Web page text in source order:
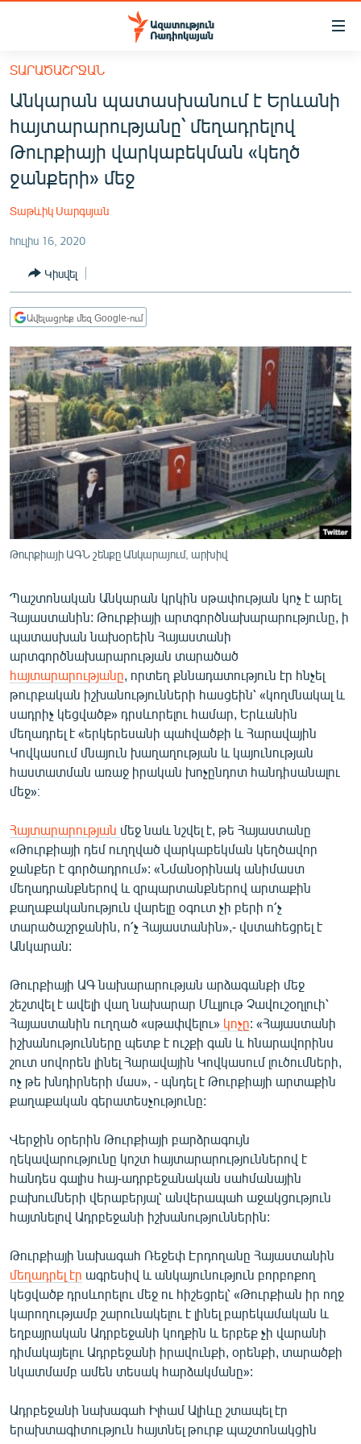
Մատչելիության
հիմնական
բովանդակությանը
Անցնել
հիմնական
մենյուին
Որոնում
ՀԱՅԱՍՏԱՆ
ՔԱՂԱՔԱԿԱՆ
ԸՆՏՐՈՒԹՅՈՒՆՆԵՐ 2026
ՊԱՏԵՐԱԶՄԻ 6 ՇԱԲԱԹՆԵՐԸ
ՏԱՐԱԾԱՇՐՋԱՆ
ՄԻՋԱԶԳԱՅԻՆ
ՄՇԱԿՈՒՅԹ
ՍՊՈՐՏ
ՄԵԿՆԱԲԱՆՈՒԹՅՈՒՆ
ՏՏ ԵՒ ԻՆՏԵՐՆԵՏ
ԿՈՐՈՆԱՎԻՐՈՒՍ
ԱՐԽԻՎ
ԲԱՆԱՎԵՃ
ՁԳՏԵԼՈՎ ԼԱՎԱԳՈՒՅՆԻՆ
ՓՈԴՔԱՍԹ
Հայերեն
English
Русский
«Ազատության» բոլոր կայքերը
ՏԱՐԱԾԱՇՐՋԱՆ
Անկարան պատասխանում է Երևանի
հայտարարությանը՝ մեղադրելով
Թուրքիայի վարկաբեկման «կեղծ
ջանքերի» մեջ
Տաթևիկ Սարգսյան
հուլիս 16, 2020
Կիսվել
Ավելացրեք մեզ Google-ում
Թուրքիայի ԱԳՆ շենքը Անկարայում, արխիվ
Պաշտոնական Անկարան կրկին սթափության կոչ է արել
Հայաստանին: Թուրքիայի արտգործնախարարությունը, ի
պատասխան նախօրեին Հայաստանի
արտգործնախարարության տարածած
հայտարարությանը , որտեղ քննադատություն էր հնչել
թուրքական իշխանությունների հասցեին՝ «կողմնակալ և
սադրիչ կեցվածք» դրսևորելու համար, Երևանին
մեղադրել է «երկերեսանի պահվածքի և Հարավային
Կովկասում մնայուն խաղաղության և կայունության
հաստատման առաջ իրական խոչընդոտ հանդիսանալու
մեջ»։
Հայտարարության մեջ նաև նշվել է, թե Հայաստանը
«Թուրքիայի դեմ ուղղված վարկաբեկման կեղծավոր
ջանքեր է գործադրում»: «Նմանօրինակ անիմաստ
մեղադրանքներով և զրպարտանքներով արտաքին
քաղաքականություն վարելը օգուտ չի բերի ո՛չ
տարածաշրջանին, ո՛չ Հայաստանին»,- վստահեցրել է
Անկարան:
Թուրքիայի ԱԳ նախարարության արձագանքի մեջ
շեշտվել է ավելի վաղ նախարար Մևլյութ Չավուշօղլուի՝
Հայաստանին ուղղած «սթափվելու» կոչը: «Հայաստանի
իշխանությունները պետք է ուշքի գան և հնարավորինս
շուտ սովորեն լինել Հարավային Կովկասում լուծումների,
ոչ թե խնդիրների մաս», - պնդել է Թուրքիայի արտաքին
քաղաքական գերատեսչությունը:
Վերջին օրերին Թուրքիայի բարձրագույն
ղեկավարությունը կոշտ հայտարարություններով է
հանդես գալիս հայ-ադրբեջանական սահմանային
բախումների վերաբերյալ՝ անվերապահ աջակցություն
հայտնելով Ադրբեջանի իշխանություններին:
Թուրքիայի նախագահ Ռեջեփ Էրդողանը Հայաստանին
մեղադրել էր ագրեսիվ և անկայունություն բորբոքող
կեցվածք դրսևորելու մեջ ու հիշեցրել՝ «Թուրքիան իր ողջ
կարողությամբ շարունակելու է լինել բարեկամական և
եղբայրական Ադրբեջանի կողքին և երբեք չի վարանի
դիմակայելու Ադրբեջանի իրավունքի, օրենքի, տարածքի
նկատմամբ ամեն տեսակ հարձակմանը»:
Ադրբեջանի նախագահ Իլհամ Ալիևը շտապել էր
երախտագիտություն հայտնել թուրք պաշտոնակցին